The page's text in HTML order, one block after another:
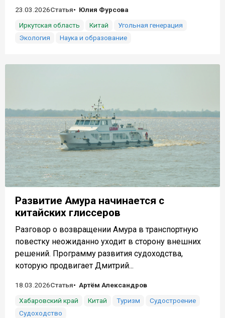
23.03.2026Статья
Юлия Фурсова
Иркутская область
Китай
Угольная генерация
Экология
Наука и образование
Развитие Амура начинается с
китайских глиссеров
Разговор о возвращении Амура в транспортную
повестку неожиданно уходит в сторону внешних
решений. Программу развития судоходства,
которую продвигает Дмитрий...
18.03.2026Статья
Артём Александров
Хабаровский край
Китай Туризм
Судостроение
Судоходство